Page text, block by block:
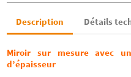
Description Détails
Miroir sur mesure avec
d’épaisseur